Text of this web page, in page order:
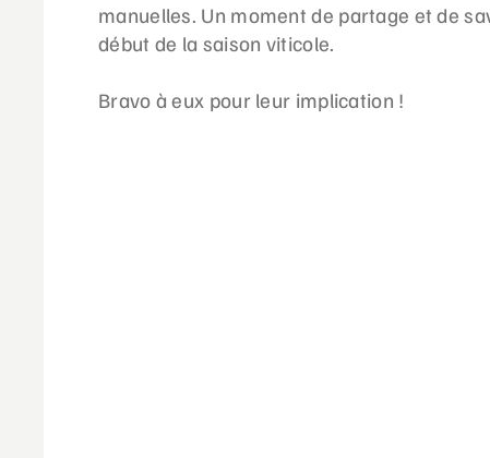
manuelles. Un moment de partage et de
début de la saison viticole.
Bravo à eux pour leur implication !